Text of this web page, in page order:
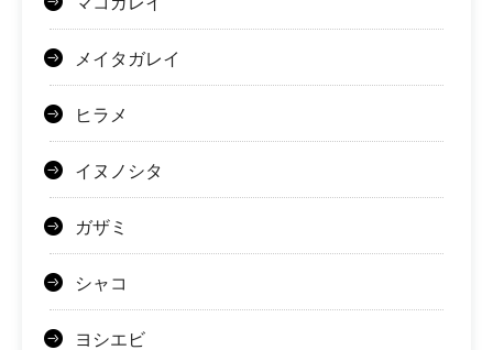
メイタガレイ
ヒラメ
イヌノシタ
ガザミ
シャコ
ヨシエビ